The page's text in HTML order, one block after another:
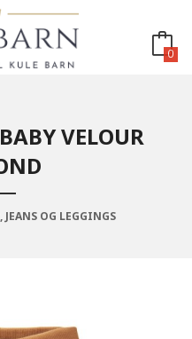
0
VELOUR
JEANS OG LEGGINGS